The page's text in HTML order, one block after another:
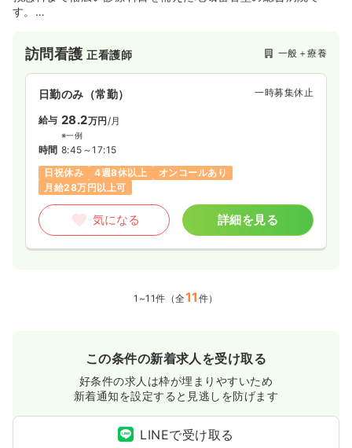
す。
また、人間ドックなどの予防医療から、人工透析、訪問看護・
在宅介護まで幅広く対応し、地域医療を総合的にサポートして
います。
訪問看護正看護師 一般＋療養
日勤のみ（常勤） 一時募集休止
給与 28.2万円 /月
※一例
時間 8:45～17:15
日祝休み
4週8休以上
オンコールあり
月給28万円以上可
気になる 詳細を見る
1~11件（全11 件）
この条件の新着求人を受け取る
好条件の求人は枠が埋まりやすいため
新着通知を設定すると見逃しを防げます
LINEで受け取る